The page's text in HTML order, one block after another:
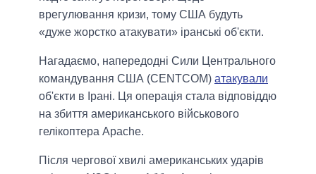
врегулювання кризи, тому США будуть
«дуже жорстко атакувати» іранські об'єкти.
Нагадаємо, напередодні Сили Центрального
командування США (CENTCOM) атакували
об'єкти в Ірані. Ця операція стала відповіддю
на збиття американського військового
гелікоптера Apache.
Після чергової хвилі американських ударів